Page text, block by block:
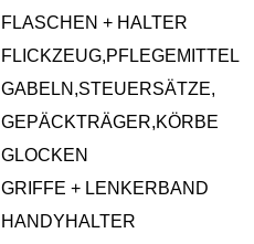
FLASCHEN + HALTER
FLICKZEUG,PFLEGEMITTEL
GABELN,STEUERSÄTZE,
GEPÄCKTRÄGER,KÖRBE
GLOCKEN
GRIFFE + LENKERBAND
HANDYHALTER